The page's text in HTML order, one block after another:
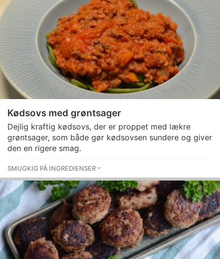
Kødsovs med grøntsager
Dejlig kraftig kødsovs, der er proppet med lækre
grøntsager, som både gør kødsovsen sundere og giver
den en rigere smag.
SMUGKIG PÅ INGREDIENSER